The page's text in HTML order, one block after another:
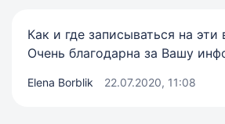
Как и где записываться на эти
Очень благодарна за Вашу
Elena Borblik 22.07.2020, 11:08